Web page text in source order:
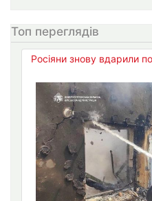
Топ переглядів
Росіяни знову вдарили